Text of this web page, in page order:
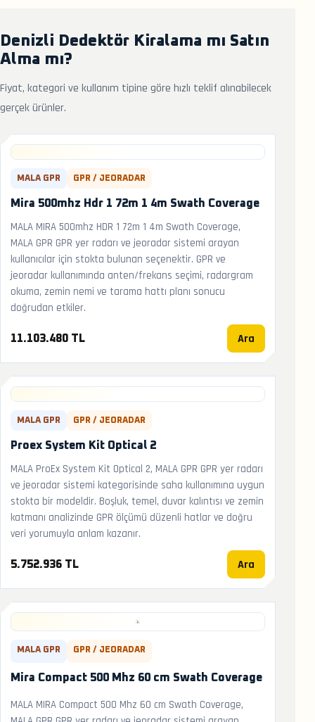
Denizli Dedektör Kiralama mı Satın
Alma mı?
Fiyat, kategori ve kullanım tipine göre hızlı teklif alınabilecek
gerçek ürünler.
MALA GPR GPR / JEORADAR
Mira 500mhz Hdr 1 72m 1 4m Swath Coverage
MALA MIRA 500mhz HDR 1 72m 1 4m Swath Coverage,
MALA GPR GPR yer radarı ve jeoradar sistemi arayan
kullanıcılar için stokta bulunan seçenektir. GPR ve
jeoradar kullanımında anten/frekans seçimi, radargram
okuma, zemin nemi ve tarama hattı planı sonucu
doğrudan etkiler.
11.103.480 TL Ara
MALA GPR GPR / JEORADAR
Proex System Kit Optical 2
MALA ProEx System Kit Optical 2, MALA GPR GPR yer radarı
ve jeoradar sistemi kategorisinde saha kullanımına uygun
stokta bir modeldir. Boşluk, temel, duvar kalıntısı ve zemin
katmanı analizinde GPR ölçümü düzenli hatlar ve doğru
veri yorumuyla anlam kazanır.
5.752.936 TL Ara
MALA GPR GPR / JEORADAR
Mira Compact 500 Mhz 60 cm Swath Coverage
MALA MIRA Compact 500 Mhz 60 cm Swath Coverage,